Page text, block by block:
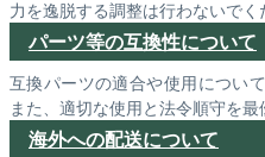
力を逸脱する調整は行わないでく
パーツ等の互換性について
互換パーツの適合や使用につい
また、適切な使用と法令順守を最
海外への配送について